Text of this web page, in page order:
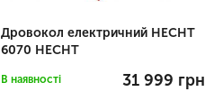
Дровокол електричний HECHT
6070 HECHT
В наявності 31 999 грн